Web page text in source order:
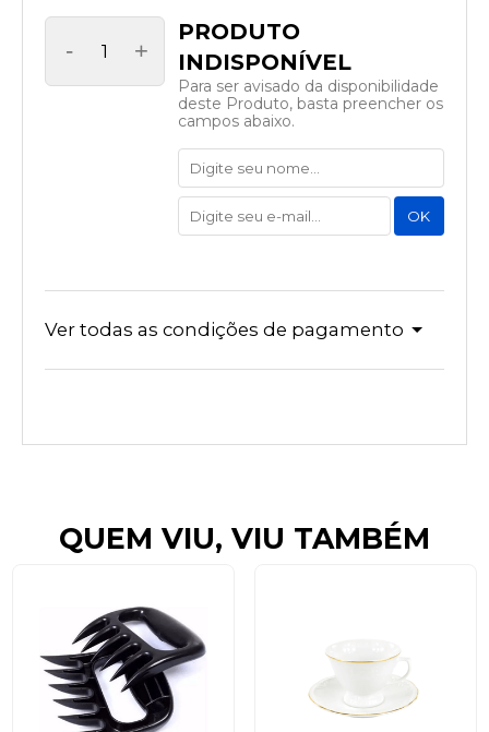
- +
Para ser avisado da disponibilidade
deste Produto, basta preencher os
campos abaixo.
Ver todas as condições de pagamento
QUEM VIU, VIU TAMBÉM